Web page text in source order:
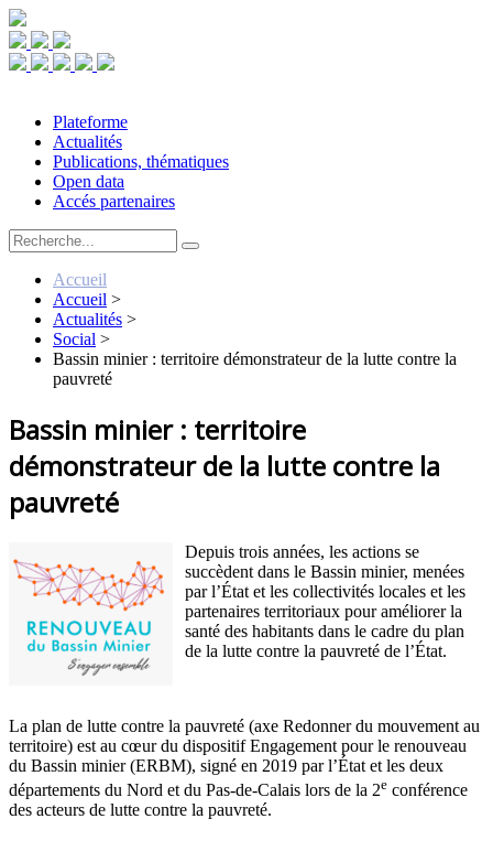
Plateforme
Actualités
Publications, thématiques
Open data
Accés partenaires
Accueil
Accueil >
Actualités >
Social >
Bassin minier : territoire démonstrateur de la lutte contre la
pauvreté
Bassin minier : territoire
démonstrateur de la lutte contre la
pauvreté
Depuis trois années, les actions se
succèdent dans le Bassin minier, menées
par l’État et les collectivités locales et les
partenaires territoriaux pour améliorer la
santé des habitants dans le cadre du plan
de la lutte contre la pauvreté de l’État.
La plan de lutte contre la pauvreté (axe Redonner du mouvement au
territoire) est au cœur du dispositif Engagement pour le renouveau
du Bassin minier (ERBM), signé en 2019 par l’État et les deux
départements du Nord et du Pas-de-Calais lors de la 2e conférence
des acteurs de lutte contre la pauvreté.